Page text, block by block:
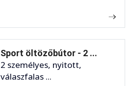
Sport öltözőbútor - 2 ...
2 személyes, nyitott,
válaszfalas ...